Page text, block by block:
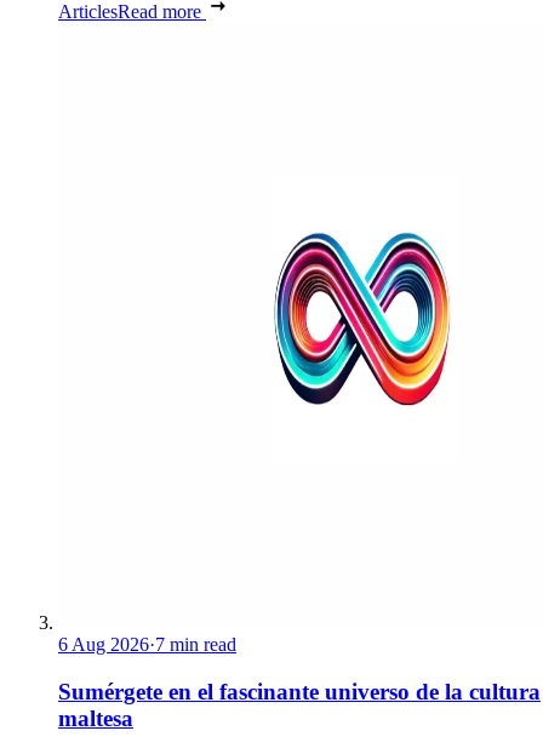
ArticlesRead more
6 Aug 2026·7 min read
Sumérgete en el fascinante universo de la cultura
maltesa